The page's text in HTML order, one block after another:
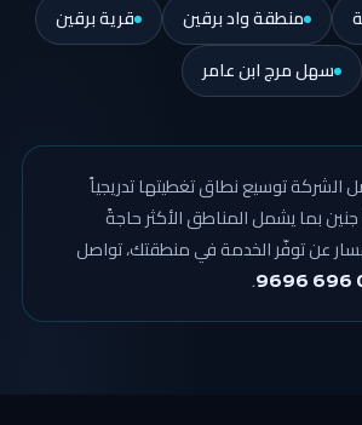
منطقة واد برقين قرية برقين
سهل مرج ابن عامر
الشركة توسيع نطاق تغطيتها تدريجياً
بما يشمل المناطق الأكثر حاجةً
عن توفّر الخدمة في منطقتك، تواصل
.